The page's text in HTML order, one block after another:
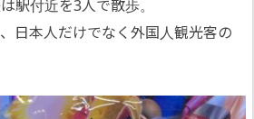
駅付近を3人で散歩。
日本人だけでなく外国人観光客の